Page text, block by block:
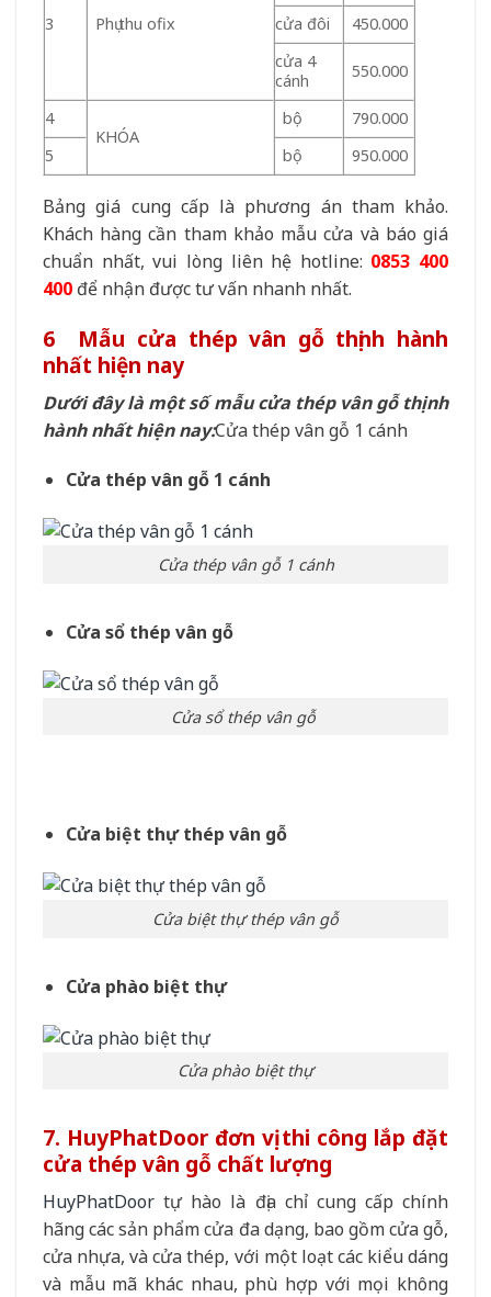
3 Phụ thu ofix cửa đôi
450.000
cửa 4
cánh
550.000
4
KHÓA
bộ
790.000
5
bộ 950.000
Bảng giá cung cấp là phương án tham khảo.
Khách hàng cần tham khảo mẫu cửa và báo giá
chuẩn nhất, vui lòng liên hệ hotline: 0853 400
400 để nhận được tư vấn nhanh nhất.
6 Mẫu cửa thép vân gỗ thịnh hành
nhất hiện nay
Dưới đây là một số mẫu cửa thép vân gỗ thịnh
hành nhất hiện nay:Cửa thép vân gỗ 1 cánh
Cửa thép vân gỗ 1 cánh
Cửa thép vân gỗ 1 cánh
Cửa sổ thép vân gỗ
Cửa sổ thép vân gỗ
Cửa biệt thự thép vân gỗ
Cửa biệt thự thép vân gỗ
Cửa phào biệt thự
Cửa phào biệt thự
7. HuyPhatDoor đơn vị thi công lắp đặt
cửa thép vân gỗ chất lượng
HuyPhatDoor tự hào là địa chỉ cung cấp chính
hãng các sản phẩm cửa đa dạng, bao gồm cửa gỗ,
cửa nhựa, và cửa thép, với một loạt các kiểu dáng
và mẫu mã khác nhau, phù hợp với mọi không